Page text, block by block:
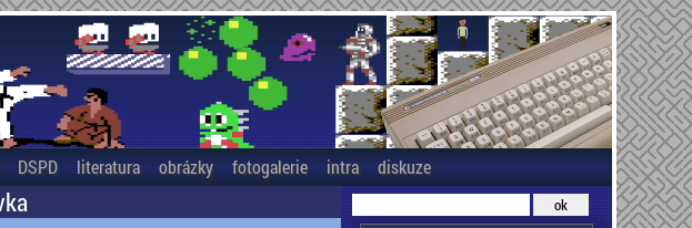
DSPD literatura obrázky fotogalerie intra diskuze